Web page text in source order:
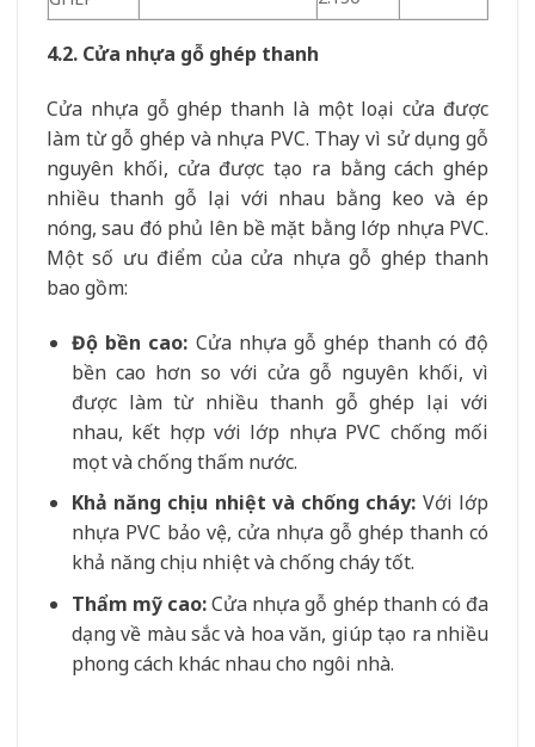
4.2. Cửa nhựa gỗ ghép thanh
Cửa nhựa gỗ ghép thanh là một loại cửa được
làm từ gỗ ghép và nhựa PVC. Thay vì sử dụng gỗ
nguyên khối, cửa được tạo ra bằng cách ghép
nhiều thanh gỗ lại với nhau bằng keo và ép
nóng, sau đó phủ lên bề mặt bằng lớp nhựa PVC.
Một số ưu điểm của cửa nhựa gỗ ghép thanh
bao gồm:
Độ bền cao: Cửa nhựa gỗ ghép thanh có độ
bền cao hơn so với cửa gỗ nguyên khối, vì
được làm từ nhiều thanh gỗ ghép lại với
nhau, kết hợp với lớp nhựa PVC chống mối
mọt và chống thấm nước.
Khả năng chịu nhiệt và chống cháy: Với lớp
nhựa PVC bảo vệ, cửa nhựa gỗ ghép thanh có
khả năng chịu nhiệt và chống cháy tốt.
Thẩm mỹ cao:Cửa nhựa gỗ ghép thanh có đa
dạng về màu sắc và hoa văn, giúp tạo ra nhiều
phong cách khác nhau cho ngôi nhà.